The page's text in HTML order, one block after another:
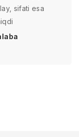
sifati esa